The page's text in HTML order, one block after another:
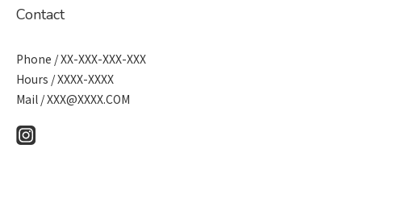
Contact
Phone / XX-XXX-XXX-XXX
Hours / XXXX-XXXX
Mail / XXX@XXXX.COM